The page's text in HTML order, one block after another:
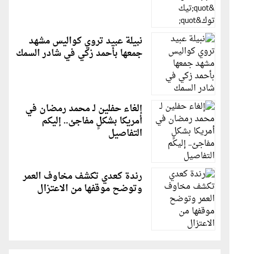
نبيلة عبيد تروي كواليس مشهد
جمعها بأحمد زكي في شادر السمك
إلغاء حفلين لـ محمد رمضان في
أمريكا بشكلٍ مفاجئ.. إليكم
التفاصيل
رندة كعدي تكشف مخاوف العمر
وتوضح موقفها من الاعتزال